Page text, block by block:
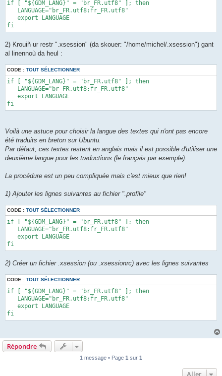
if [ "${GDM_LANG}" = "br_FR.utf8" ]; then
   LANGUAGE="br_FR.utf8:fr_FR.utf8"
   export LANGUAGE
fi
2) Krouiñ ur restr ".xsession" (da skouer: "/home/michel/.xsession") gant
al linennoù da heul :
CODE : TOUT SÉLECTIONNER
if [ "${GDM_LANG}" = "br_FR.utf8" ]; then
   LANGUAGE="br_FR.utf8:fr_FR.utf8"
   export LANGUAGE
fi
Voilà une astuce pour choisir la langue des textes qui n'ont pas encore
été traduits en breton sur Ubuntu.
Par défaut, ces textes restent en anglais mais il est possible d'utiliser une
deuxième langue pour les traductions (le français par exemple).
La procédure est un peu compliquée mais c'est mieux que rien!
1) Ajouter les lignes suivantes au fichier ".profile"
CODE : TOUT SÉLECTIONNER
if [ "${GDM_LANG}" = "br_FR.utf8" ]; then
   LANGUAGE="br_FR.utf8:fr_FR.utf8"
   export LANGUAGE
fi
2) Créer un fichier .xsession (ou .xsessionrc) avec les lignes suivantes
CODE : TOUT SÉLECTIONNER
if [ "${GDM_LANG}" = "br_FR.utf8" ]; then
   LANGUAGE="br_FR.utf8:fr_FR.utf8"
   export LANGUAGE
fi
Répondre
1 message • Page 1 sur 1